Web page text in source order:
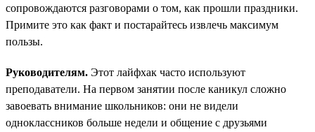
сопровождаются разговорами о том, как прошли праздники.
Примите это как факт и постарайтесь извлечь максимум
пользы.
Руководителям. Этот лайфхак часто используют
преподаватели. На первом занятии после каникул сложно
завоевать внимание школьников: они не видели
одноклассников больше недели и общение с друзьями